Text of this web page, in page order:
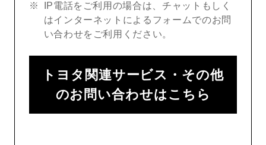
IP電話をご利用の場合は、チャットもしく
はインターネットによるフォームでのお問
い合わせをご利用ください。
トヨタ関連サービス・その他
のお問い合わせはこちら